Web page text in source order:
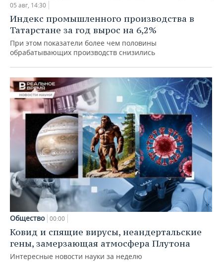
05 авг, 14:30
Индекс промышленного производства в
Татарстане за год вырос на 6,2%
При этом показатели более чем половины
обрабатывающих производств снизились
Общество 00:00
Ковид и спящие вирусы, неандертальские
гены, замерзающая атмосфера Плутона
Интересные новости науки за неделю